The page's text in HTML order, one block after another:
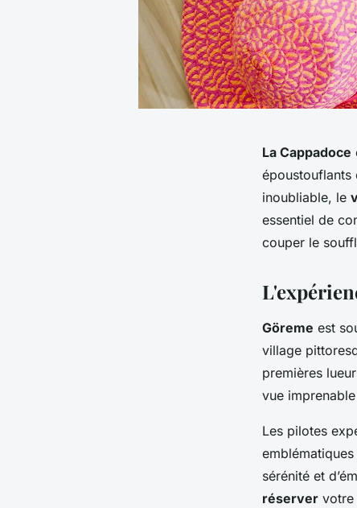
La Cappadoce
époustouflants
inoubliable, le
essentiel de
couper le
Göreme est
village
premières
vue
Les pilotes
sérénité et
réserver votre